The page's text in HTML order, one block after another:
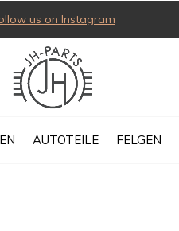
AUTOTEILE FELGEN
us on Instagram